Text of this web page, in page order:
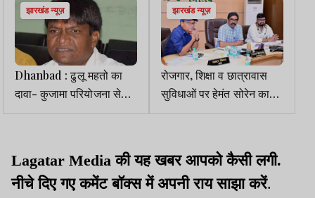
झारखंड न्यूज़
Dhanbad : ढुलू महतो का
दावा- कुजामा परियोजना से
रोजाना 200 हाइवा कोयला
झारखंड न्यूज़
रोजगार, शिक्षा व छात्रावास
सुविधाओं पर हेमंत सोरेन का
फोकस, ई-साइकिल योजना पर
Lagatar Media की यह खबर आपको कैसी लगी.
नीचे दिए गए कमेंट बॉक्स में अपनी राय साझा करें.